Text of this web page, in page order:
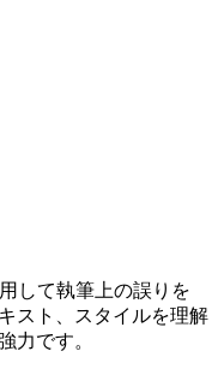
して執筆上の誤りを
スト、スタイルを理解
力です。